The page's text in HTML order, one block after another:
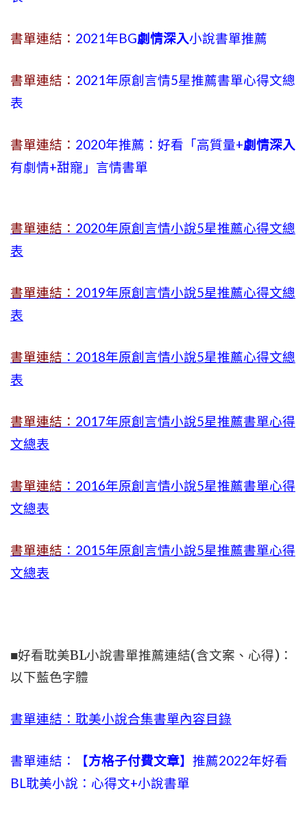
書單連結： 2021年BG劇情深入小說書單推薦
書單連結： 2021年原創言情5星推薦書單心得文總
表
書單連結： 2020年推薦：好看「高質量+劇情深入
有劇情+甜寵」言情書單
書單連結： 2020年原創言情小說5星推薦心得文總
表
書單連結： 2019年原創言情小說5星推薦心得文總
表
書單連結 ：2018年原創言情小說5星推薦心得文總
表
書單連結： 2017年原創言情小說5星推薦書單心得
文總表
書單連結 ：2016年原創言情小說5星推薦書單心得
文總表
書單連結 ：2015年原創言情小說5星推薦書單心得
文總表
■好看耽美BL小說書單推薦連結(含文案、心得)：
以下藍色字體
書單連結：耽美小說合集書單內容目錄
書單連結：【方格子付費文章】推薦2022年好看
BL耽美小說：心得文+小說書單